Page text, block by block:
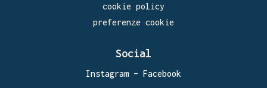
cookie policy
preferenze cookie
Social
Instagram– Facebook